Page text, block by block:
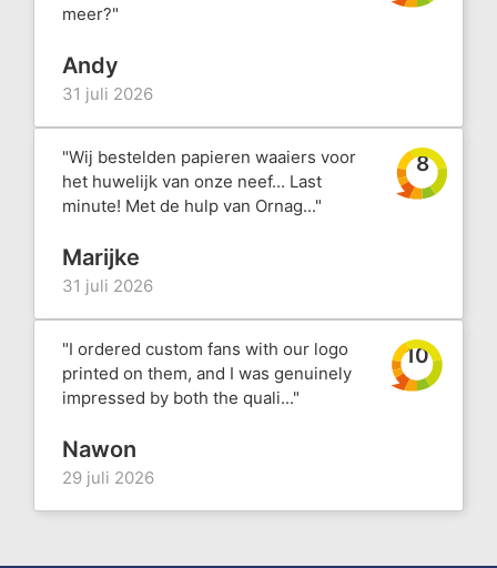
meer?"
Andy
31 juli 2026
"Wij bestelden papieren waaiers voor
het huwelijk van onze neef... Last
minute! Met de hulp van Ornag..."
8
Marijke
31 juli 2026
"I ordered custom fans with our logo
printed on them, and I was genuinely
impressed by both the quali..."
10
Nawon
29 juli 2026